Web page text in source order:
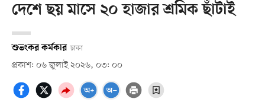
দেশে ছয় মাসে ২০ হাজার শ্রমিক ছাঁটাই
শুভংকর কর্মকার ঢাকা
প্রকাশ: ০৬ জুলাই ২০২৬, ০৩: ০০